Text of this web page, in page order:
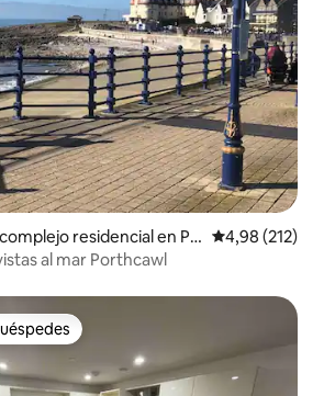
residencial en Po Calificación
4,98 (212)
al mar Porthcawl
más destacados